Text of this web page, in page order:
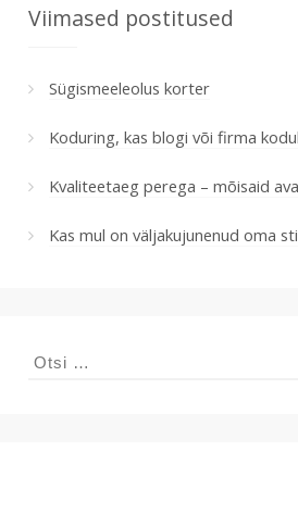
Viimased postitused
Sügismeeleolus korter
Koduring, kas blogi või firma
Kvaliteetaeg perega – mõisaid
Kas mul on väljakujunenud oma
Otsi: